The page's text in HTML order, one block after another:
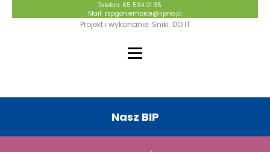
Telefon: 65 534 01 35
Mail: zspgoniembice@lipno.pl
Projekt i wykonanie: Sniki. DO IT
Nasz BIP